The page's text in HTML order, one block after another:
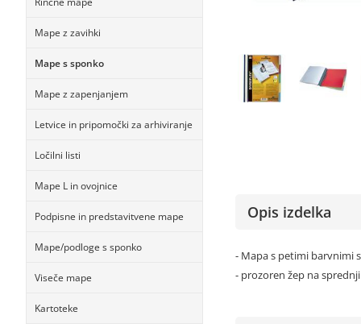
Mape z zavihki
Mape s sponko
Mape z zapenjanjem
Letvice in pripomočki za arhiviranje
Ločilni listi
Mape L in ovojnice
Podpisne in predstavitvene mape
Mape/podloge s sponko
Viseče mape
Kartoteke
Opis izdelka
- Mapa s petimi barvnimi
- prozoren žep na